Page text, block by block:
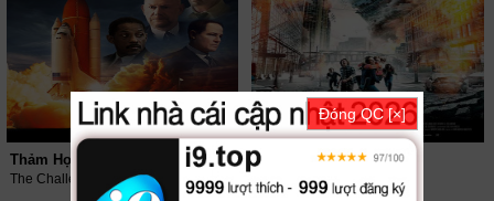
Thảm Họa Tàu Con Thoi
The Challenger Disaster (2019)
Địa Chấn
The Quake (2018)
Đóng QC [×]